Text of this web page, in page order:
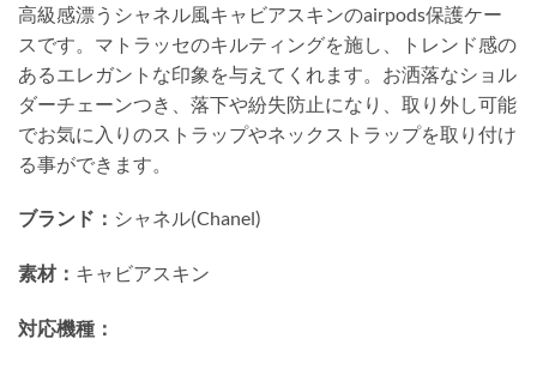
高級感漂うシャネル風キャビアスキンのairpods保護ケー
スです。マトラッセのキルティングを施し、トレンド感の
あるエレガントな印象を与えてくれます。お洒落なショル
ダーチェーンつき、落下や紛失防止になり、取り外し可能
でお気に入りのストラップやネックストラップを取り付け
る事ができます。
ブランド： シャネル(Chanel)
素材： キャビアスキン
対応機種：